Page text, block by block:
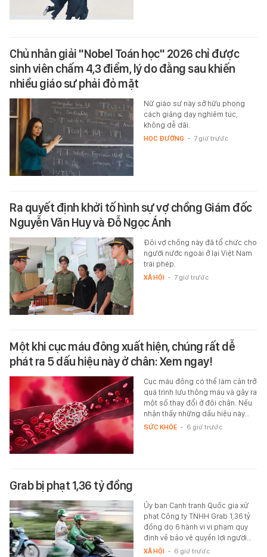
Chủ nhân giải "Nobel Toán học" 2026 chỉ được
sinh viên chấm 4,3 điểm, lý do đằng sau khiến
nhiều giáo sư phải đỏ mặt
Nữ giáo sư này sở hữu phong
cách giảng dạy nghiêm túc,
không dễ dãi.
HỌC ĐƯỜNG - 7 giờ trước
Ra quyết định khởi tố hình sự vợ chồng Giám đốc
Nguyễn Văn Huy và Đỗ Ngọc Ánh
Đôi vợ chồng này đã tổ chức cho
người nước ngoài ở lại Việt Nam
trái phép.
XÃ HỘI - 7 giờ trước
Một khi cục máu đông xuất hiện, chúng rất dễ
phát ra 5 dấu hiệu này ở chân: Xem ngay!
Cục máu đông có thể làm cản trở
quá trình lưu thông máu và gây ra
một số thay đổi ở đôi chân. Nếu
nhận thấy những dấu hiệu này…
SỨC KHỎE - 6 giờ trước
Grab bị phạt 1,36 tỷ đồng
Ủy ban Cạnh tranh Quốc gia xử
phạt Công ty TNHH Grab 1,36 tỷ
đồng do 6 hành vi vi phạm quy
định về bảo vệ quyền lợi người…
XÃ HỘI - 6 giờ trước